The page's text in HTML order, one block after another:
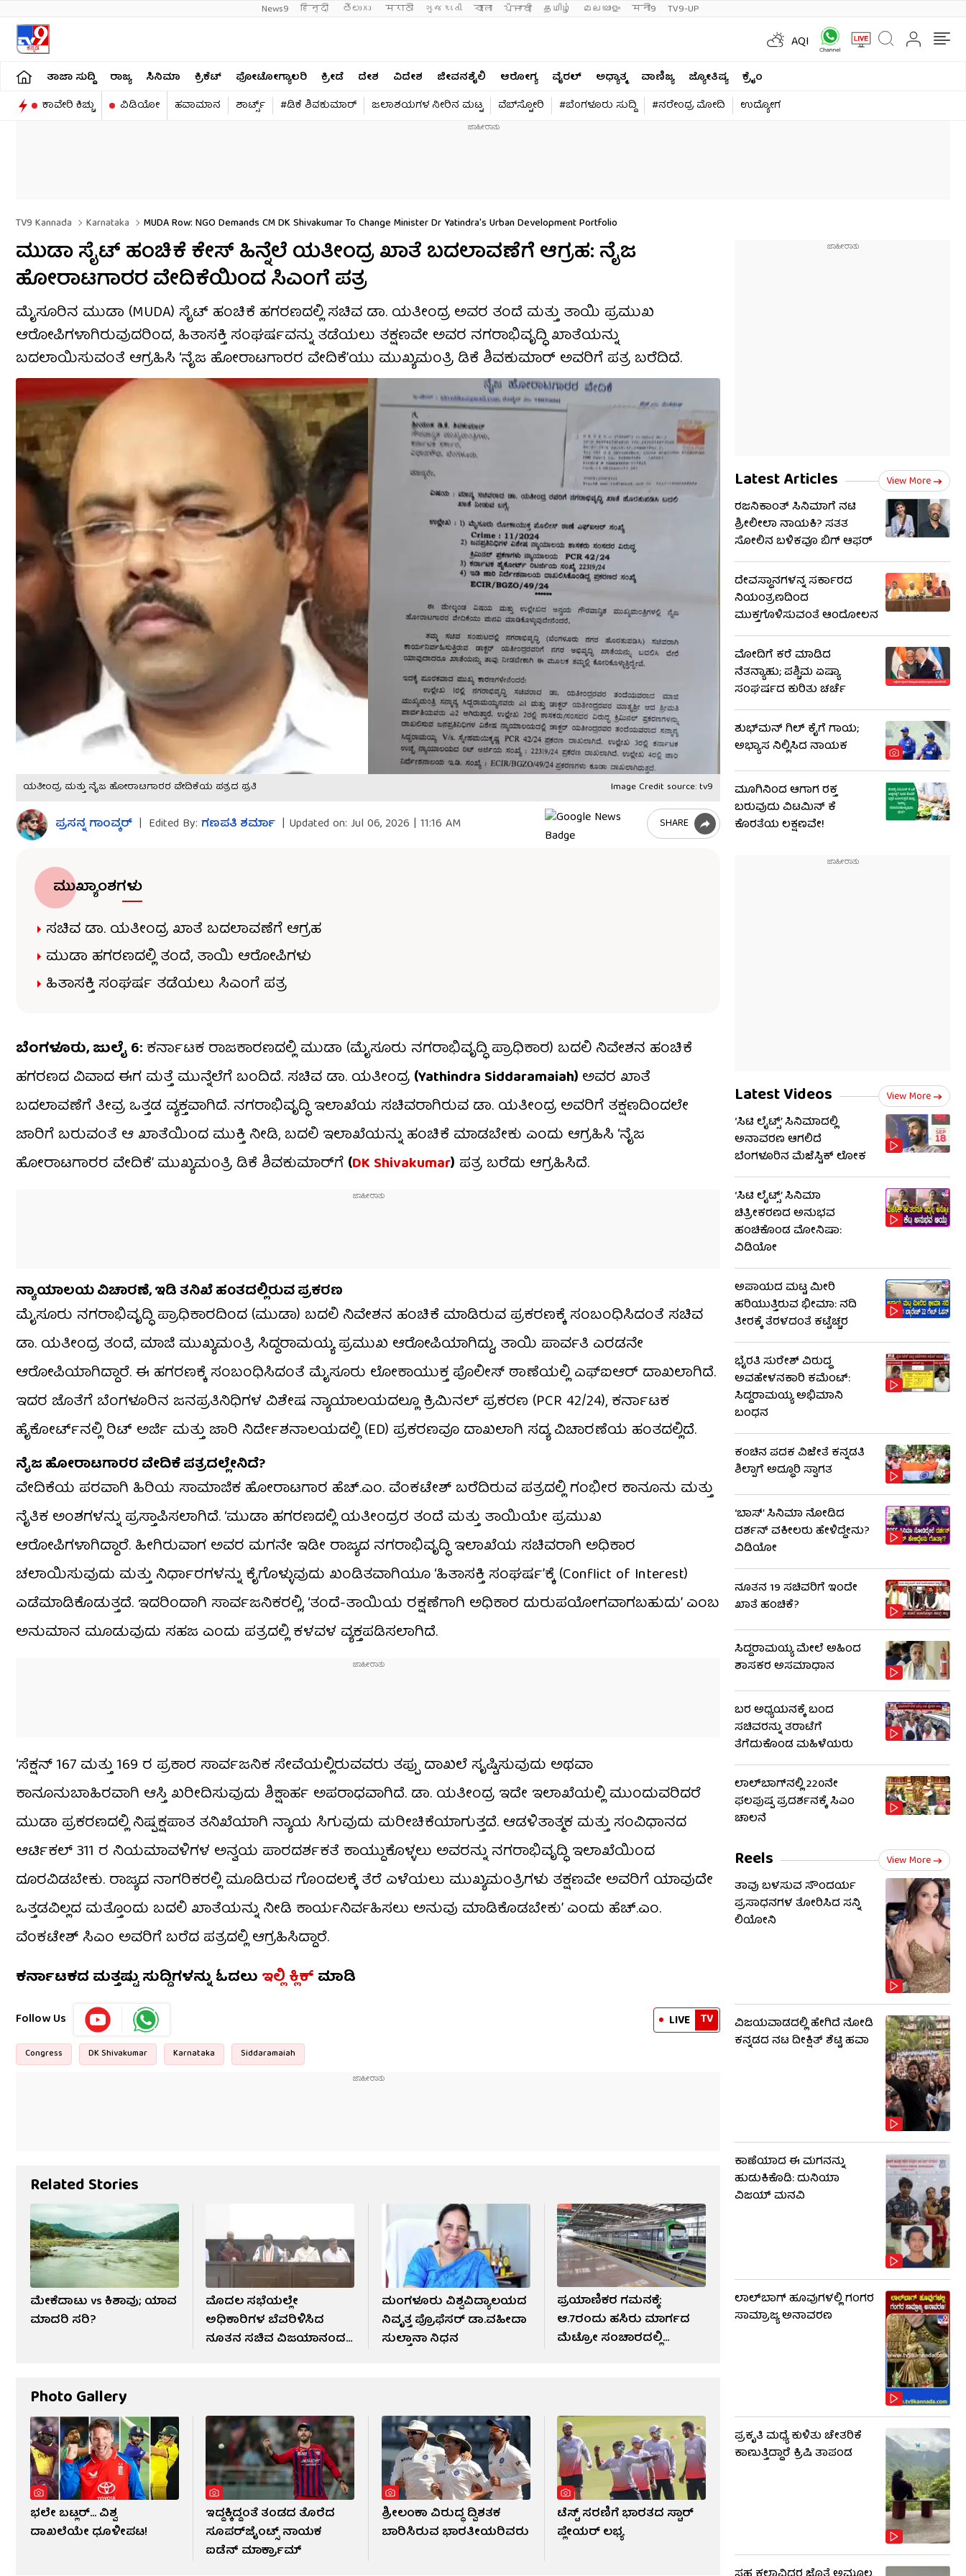
News9 हिन्दी తెలుగు मराठी ગુજરાતી বাংলা ਪੰਜਾਬੀ தமிழ் മലയാളം मनी9 TV9-UP
AQI
ತಾಜಾ ಸುದ್ದಿ ರಾಜ್ಯ ಸಿನಿಮಾ ಕ್ರಿಕೆಟ್​ ಫೋಟೋಗ್ಯಾಲರಿ ಕ್ರೀಡೆ ದೇಶ ವಿದೇಶ ಜೀವನಶೈಲಿ ಆರೋಗ್ಯ ವೈರಲ್​ ಅಧ್ಯಾತ್ಮ ವಾಣಿಜ್ಯ ಜ್ಯೋತಿಷ್ಯ
ಕ್ರೈಂ
ಕಾವೇರಿ ಕಿಚ್ಚು
ವಿಡಿಯೋ ಹವಾಮಾನ ಶಾರ್ಟ್ಸ್​ #ಡಿಕೆ ಶಿವಕುಮಾರ್​ ಜಲಾಶಯಗಳ ನೀರಿನ ಮಟ್ಟ ವೆಬ್​ಸ್ಟೋರಿ #ಬೆಂಗಳೂರು ಸುದ್ದಿ #ನರೇಂದ್ರ ಮೋದಿ ಉದ್ಯೋಗ
TV9 Kannada Karnataka MUDA Row: NGO Demands CM DK Shivakumar To Change Minister Dr Yatindra's Urban Development Portfolio
ಮುಡಾ ಸೈಟ್ ಹಂಚಿಕೆ ಕೇಸ್ ಹಿನ್ನೆಲೆ ಯತೀಂದ್ರ ಖಾತೆ ಬದಲಾವಣೆಗೆ ಆಗ್ರಹ: ನೈಜ
ಹೋರಾಟಗಾರರ ವೇದಿಕೆಯಿಂದ ಸಿಎಂಗೆ ಪತ್ರ
ಮೈಸೂರಿನ ಮುಡಾ (MUDA) ಸೈಟ್ ಹಂಚಿಕೆ ಹಗರಣದಲ್ಲಿ ಸಚಿವ ಡಾ. ಯತೀಂದ್ರ ಅವರ ತಂದೆ ಮತ್ತು ತಾಯಿ ಪ್ರಮುಖ
ಆರೋಪಿಗಳಾಗಿರುವುದರಿಂದ, ಹಿತಾಸಕ್ತಿ ಸಂಘರ್ಷವನ್ನು ತಡೆಯಲು ತಕ್ಷಣವೇ ಅವರ ನಗರಾಭಿವೃದ್ಧಿ ಖಾತೆಯನ್ನು
ಬದಲಾಯಿಸುವಂತೆ ಆಗ್ರಹಿಸಿ ‘ನೈಜ ಹೋರಾಟಗಾರರ ವೇದಿಕೆ’ಯು ಮುಖ್ಯಮಂತ್ರಿ ಡಿಕೆ ಶಿವಕುಮಾರ್ ಅವರಿಗೆ ಪತ್ರ ಬರೆದಿದೆ.
ಯತೀಂದ್ರ ಮತ್ತು ನೈಜ ಹೋರಾಟಗಾರರ ವೇದಿಕೆಯ ಪತ್ರದ ಪ್ರತಿ Image Credit source: tv9
ಪ್ರಸನ್ನ ಗಾಂವ್ಕರ್​ | Edited By: ಗಣಪತಿ ಶರ್ಮಾ | Updated on: Jul 06, 2026 | 11:16 AM SHARE
ಮುಖ್ಯಾಂಶಗಳು
ಸಚಿವ ಡಾ. ಯತೀಂದ್ರ ಖಾತೆ ಬದಲಾವಣೆಗೆ ಆಗ್ರಹ
ಮುಡಾ ಹಗರಣದಲ್ಲಿ ತಂದೆ, ತಾಯಿ ಆರೋಪಿಗಳು
ಹಿತಾಸಕ್ತಿ ಸಂಘರ್ಷ ತಡೆಯಲು ಸಿಎಂಗೆ ಪತ್ರ
ಬೆಂಗಳೂರು, ಜುಲೈ 6: ಕರ್ನಾಟಕ ರಾಜಕಾರಣದಲ್ಲಿ ಮುಡಾ (ಮೈಸೂರು ನಗರಾಭಿವೃದ್ಧಿ ಪ್ರಾಧಿಕಾರ) ಬದಲಿ ನಿವೇಶನ ಹಂಚಿಕೆ
ಹಗರಣದ ವಿವಾದ ಈಗ ಮತ್ತೆ ಮುನ್ನೆಲೆಗೆ ಬಂದಿದೆ. ಸಚಿವ ಡಾ. ಯತೀಂದ್ರ (Yathindra Siddaramaiah) ಅವರ ಖಾತೆ
ಬದಲಾವಣೆಗೆ ತೀವ್ರ ಒತ್ತಡ ವ್ಯಕ್ತವಾಗಿದೆ. ನಗರಾಭಿವೃದ್ಧಿ ಇಲಾಖೆಯ ಸಚಿವರಾಗಿರುವ ಡಾ. ಯತೀಂದ್ರ ಅವರಿಗೆ ತಕ್ಷಣದಿಂದಲೇ
ಜಾರಿಗೆ ಬರುವಂತೆ ಆ ಖಾತೆಯಿಂದ ಮುಕ್ತಿ ನೀಡಿ, ಬದಲಿ ಇಲಾಖೆಯನ್ನು ಹಂಚಿಕೆ ಮಾಡಬೇಕು ಎಂದು ಆಗ್ರಹಿಸಿ ‘ನೈಜ
ಹೋರಾಟಗಾರರ ವೇದಿಕೆ’ ಮುಖ್ಯಮಂತ್ರಿ ಡಿಕೆ ಶಿವಕುಮಾರ್​​ಗೆ (DK Shivakumar) ಪತ್ರ ಬರೆದು ಆಗ್ರಹಿಸಿದೆ.
ನ್ಯಾಯಾಲಯ ವಿಚಾರಣೆ, ಇಡಿ ತನಿಖೆ ಹಂತದಲ್ಲಿರುವ ಪ್ರಕರಣ
ಮೈಸೂರು ನಗರಾಭಿವೃದ್ಧಿ ಪ್ರಾಧಿಕಾರದಿಂದ (ಮುಡಾ) ಬದಲಿ ನಿವೇಶನ ಹಂಚಿಕೆ ಮಾಡಿರುವ ಪ್ರಕರಣಕ್ಕೆ ಸಂಬಂಧಿಸಿದಂತೆ ಸಚಿವ
ಡಾ. ಯತೀಂದ್ರ ತಂದೆ, ಮಾಜಿ ಮುಖ್ಯಮಂತ್ರಿ ಸಿದ್ದರಾಮಯ್ಯ ಪ್ರಮುಖ ಆರೋಪಿಯಾಗಿದ್ದು, ತಾಯಿ ಪಾರ್ವತಿ ಎರಡನೇ
ಆರೋಪಿಯಾಗಿದ್ದಾರೆ. ಈ ಹಗರಣಕ್ಕೆ ಸಂಬಂಧಿಸಿದಂತೆ ಮೈಸೂರು ಲೋಕಾಯುಕ್ತ ಪೊಲೀಸ್ ಠಾಣೆಯಲ್ಲಿ ಎಫ್‌ಐಆರ್ ದಾಖಲಾಗಿದೆ.
ಇದರ ಜೊತೆಗೆ ಬೆಂಗಳೂರಿನ ಜನಪ್ರತಿನಿಧಿಗಳ ವಿಶೇಷ ನ್ಯಾಯಾಲಯದಲ್ಲೂ ಕ್ರಿಮಿನಲ್ ಪ್ರಕರಣ (PCR 42/24), ಕರ್ನಾಟಕ
ಹೈಕೋರ್ಟ್‌ನಲ್ಲಿ ರಿಟ್ ಅರ್ಜಿ ಮತ್ತು ಜಾರಿ ನಿರ್ದೇಶನಾಲಯದಲ್ಲಿ (ED) ಪ್ರಕರಣವೂ ದಾಖಲಾಗಿ ಸದ್ಯ ವಿಚಾರಣೆಯ ಹಂತದಲ್ಲಿದೆ.
ನೈಜ ಹೋರಾಟಗಾರರ ವೇದಿಕೆ ಪತ್ರದಲ್ಲೇನಿದೆ?
ವೇದಿಕೆಯ ಪರವಾಗಿ ಹಿರಿಯ ಸಾಮಾಜಿಕ ಹೋರಾಟಗಾರ ಹೆಚ್.ಎಂ. ವೆಂಕಟೇಶ್ ಬರೆದಿರುವ ಪತ್ರದಲ್ಲಿ ಗಂಭೀರ ಕಾನೂನು ಮತ್ತು
ನೈತಿಕ ಅಂಶಗಳನ್ನು ಪ್ರಸ್ತಾಪಿಸಲಾಗಿದೆ. ‘ಮುಡಾ ಹಗರಣದಲ್ಲಿ ಯತೀಂದ್ರರ ತಂದೆ ಮತ್ತು ತಾಯಿಯೇ ಪ್ರಮುಖ
ಆರೋಪಿಗಳಾಗಿದ್ದಾರೆ. ಹೀಗಿರುವಾಗ ಅವರ ಮಗನೇ ಇಡೀ ರಾಜ್ಯದ ನಗರಾಭಿವೃದ್ಧಿ ಇಲಾಖೆಯ ಸಚಿವರಾಗಿ ಅಧಿಕಾರ
ಚಲಾಯಿಸುವುದು ಮತ್ತು ನಿರ್ಧಾರಗಳನ್ನು ಕೈಗೊಳ್ಳುವುದು ಖಂಡಿತವಾಗಿಯೂ ‘ಹಿತಾಸಕ್ತಿ ಸಂಘರ್ಷ’ಕ್ಕೆ (Conflict of Interest)
ಎಡೆಮಾಡಿಕೊಡುತ್ತದೆ. ಇದರಿಂದಾಗಿ ಸಾರ್ವಜನಿಕರಲ್ಲಿ, ‘ತಂದೆ-ತಾಯಿಯ ರಕ್ಷಣೆಗಾಗಿ ಅಧಿಕಾರ ದುರುಪಯೋಗವಾಗಬಹುದು’ ಎಂಬ
ಅನುಮಾನ ಮೂಡುವುದು ಸಹಜ ಎಂದು ಪತ್ರದಲ್ಲಿ ಕಳವಳ ವ್ಯಕ್ತಪಡಿಸಲಾಗಿದೆ.
‘ಸೆಕ್ಷನ್ 167 ಮತ್ತು 169 ರ ಪ್ರಕಾರ ಸಾರ್ವಜನಿಕ ಸೇವೆಯಲ್ಲಿರುವವರು ತಪ್ಪು ದಾಖಲೆ ಸೃಷ್ಟಿಸುವುದು ಅಥವಾ
ಕಾನೂನುಬಾಹಿರವಾಗಿ ಆಸ್ತಿ ಖರೀದಿಸುವುದು ಶಿಕ್ಷಾರ್ಹ ಅಪರಾಧವಾಗಿದೆ. ಡಾ. ಯತೀಂದ್ರ ಇದೇ ಇಲಾಖೆಯಲ್ಲಿ ಮುಂದುವರಿದರೆ
ಮುಡಾ ಪ್ರಕರಣದಲ್ಲಿ ನಿಷ್ಪಕ್ಷಪಾತ ತನಿಖೆಯಾಗಿ ನ್ಯಾಯ ಸಿಗುವುದು ಮರೀಚಿಕೆಯಾಗುತ್ತದೆ. ಆಡಳಿತಾತ್ಮಕ ಮತ್ತು ಸಂವಿಧಾನದ
ಆರ್ಟಿಕಲ್ 311 ರ ನಿಯಮಾವಳಿಗಳ ಅನ್ವಯ ಪಾರದರ್ಶಕತೆ ಕಾಯ್ದುಕೊಳ್ಳಲು ಅವರನ್ನು ನಗರಾಭಿವೃದ್ಧಿ ಇಲಾಖೆಯಿಂದ
ದೂರವಿಡಬೇಕು. ರಾಜ್ಯದ ನಾಗರಿಕರಲ್ಲಿ ಮೂಡಿರುವ ಗೊಂದಲಕ್ಕೆ ತೆರೆ ಎಳೆಯಲು ಮುಖ್ಯಮಂತ್ರಿಗಳು ತಕ್ಷಣವೇ ಅವರಿಗೆ ಯಾವುದೇ
ಒತ್ತಡವಿಲ್ಲದ ಮತ್ತೊಂದು ಬದಲಿ ಖಾತೆಯನ್ನು ನೀಡಿ ಕಾರ್ಯನಿರ್ವಹಿಸಲು ಅನುವು ಮಾಡಿಕೊಡಬೇಕು’ ಎಂದು ಹೆಚ್.ಎಂ.
ವೆಂಕಟೇಶ್ ಸಿಎಂ ಅವರಿಗೆ ಬರೆದ ಪತ್ರದಲ್ಲಿ ಆಗ್ರಹಿಸಿದ್ದಾರೆ.
ಕರ್ನಾಟಕದ ಮತ್ತಷ್ಟು ಸುದ್ದಿಗಳನ್ನು ಓದಲು ಇಲ್ಲಿ ಕ್ಲಿಕ್ ಮಾಡಿ
Follow Us LIVE TV
Congress DK Shivakumar Karnataka Siddaramaiah
Related Stories
ಮೇಕೆದಾಟು vs ಕಿಶಾವು; ಯಾವ
ಮಾದರಿ ಸರಿ?
ಮೊದಲ ಸಭೆಯಲ್ಲೇ
ಅಧಿಕಾರಿಗಳ ಬೆವರಿಳಿಸಿದ
ನೂತನ ಸಚಿವ ವಿಜಯಾನಂದ
ಮಂಗಳೂರು ವಿಶ್ವವಿದ್ಯಾಲಯದ
ನಿವೃತ್ತ ಪ್ರೊಫೆಸರ್‌ ಡಾ.ವಹೀದಾ
ಸುಲ್ತಾನಾ ನಿಧನ
ಪ್ರಯಾಣಿಕರ ಗಮನಕ್ಕೆ:
ಆ.7ರಂದು ಹಸಿರು ಮಾರ್ಗದ
ಮೆಟ್ರೋ ಸಂಚಾರದಲ್ಲಿ
Photo Gallery
ಭಲೇ ಬಟ್ಲರ್... ವಿಶ್ವ
ದಾಖಲೆಯೇ ಧೂಳೀಪಟ!
ಇದ್ದಕ್ಕಿದ್ದಂತೆ ತಂಡದ ತೊರೆದ
ಸೂಪರ್‌ಜೈಂಟ್ಸ್ ನಾಯಕ
ಐಡೆನ್ ಮಾರ್ಕ್ರಾಮ್
ಶ್ರೀಲಂಕಾ ವಿರುದ್ಧ ದ್ವಿಶತಕ
ಬಾರಿಸಿರುವ ಭಾರತೀಯರಿವರು
ಟೆಸ್ಟ್ ಸರಣಿಗೆ ಭಾರತದ ಸ್ಟಾರ್
ಪ್ಲೇಯರ್ ಲಭ್ಯ
Latest Articles View More
ರಜನಿಕಾಂತ್ ಸಿನಿಮಾಗೆ ನಟಿ
ಶ್ರೀಲೀಲಾ ನಾಯಕಿ? ಸತತ
ಸೋಲಿನ ಬಳಿಕವೂ ಬಿಗ್ ಆಫರ್
ದೇವಸ್ಥಾನಗಳನ್ನ ಸರ್ಕಾರದ
ನಿಯಂತ್ರಣದಿಂದ
ಮುಕ್ತಗೊಳಿಸುವಂತೆ ಆಂದೋಲನ
ಮೋದಿಗೆ ಕರೆ ಮಾಡಿದ
ನೆತನ್ಯಾಹು; ಪಶ್ಚಿಮ ಏಷ್ಯಾ
ಸಂಘರ್ಷದ ಕುರಿತು ಚರ್ಚೆ
ಶುಭ್​ಮನ್ ಗಿಲ್ ಕೈಗೆ ಗಾಯ;
ಅಭ್ಯಾಸ ನಿಲ್ಲಿಸಿದ ನಾಯಕ
ಮೂಗಿನಿಂದ ಆಗಾಗ ರಕ್ತ
ಬರುವುದು ವಿಟಮಿನ್ ಕೆ
ಕೊರತೆಯ ಲಕ್ಷಣವೇ!
Latest Videos View More
‘ಸಿಟಿ ಲೈಟ್ಸ್’ ಸಿನಿಮಾದಲ್ಲಿ
ಅನಾವರಣ ಆಗಲಿದೆ
ಬೆಂಗಳೂರಿನ ಮೆಜೆಸ್ಟಿಕ್ ಲೋಕ
‘ಸಿಟಿ ಲೈಟ್ಸ್’ ಸಿನಿಮಾ
ಚಿತ್ರೀಕರಣದ ಅನುಭವ
ಹಂಚಿಕೊಂಡ ಮೋನಿಷಾ:
ವಿಡಿಯೋ
ಅಪಾಯದ ಮಟ್ಟ ಮೀರಿ
ಹರಿಯುತ್ತಿರುವ ಭೀಮಾ: ನದಿ
ತೀರಕ್ಕೆ ತೆರಳದಂತೆ ಕಟ್ಟೆಚ್ಚರ
ಭೈರತಿ ಸುರೇಶ್ ವಿರುದ್ಧ
ಅವಹೇಳನಕಾರಿ ಕಮೆಂಟ್:
ಸಿದ್ದರಾಮಯ್ಯ ಅಭಿಮಾನಿ
ಬಂಧನ
ಕಂಚಿನ ಪದಕ ವಿಜೇತೆ ಕನ್ನಡತಿ
ಶಿಲ್ಪಾಗೆ ಅದ್ಧೂರಿ ಸ್ವಾಗತ
‘ಬಾಸ್’ ಸಿನಿಮಾ ನೋಡಿದ
ದರ್ಶನ್ ವಕೀಲರು ಹೇಳಿದ್ದೇನು?
ವಿಡಿಯೋ
ನೂತನ 19 ಸಚಿವರಿಗೆ ಇಂದೇ
ಖಾತೆ ಹಂಚಿಕೆ?
ಸಿದ್ದರಾಮಯ್ಯ ಮೇಲೆ ಅಹಿಂದ
ಶಾಸಕರ ಅಸಮಾಧಾನ
ಬರ ಅಧ್ಯಯನಕ್ಕೆ ಬಂದ
ಸಚಿವರನ್ನು ತರಾಟೆಗೆ
ತೆಗೆದುಕೊಂಡ ಮಹಿಳೆಯರು
ಲಾಲ್‌ಬಾಗ್​​ನಲ್ಲಿ 220ನೇ
ಫಲಪುಷ್ಪ ಪ್ರದರ್ಶನಕ್ಕೆ ಸಿಎಂ
ಚಾಲನೆ
Reels View More
ತಾವು ಬಳಸುವ ಸೌಂದರ್ಯ
ಪ್ರಸಾಧನಗಳ ತೋರಿಸಿದ ಸನ್ನಿ
ಲಿಯೋನಿ
ವಿಜಯವಾಡದಲ್ಲಿ ಹೇಗಿದೆ ನೋಡಿ
ಕನ್ನಡದ ನಟ ದೀಕ್ಷಿತ್ ಶೆಟ್ಟಿ ಹವಾ
ಕಾಣೆಯಾದ ಈ ಮಗನನ್ನು
ಹುಡುಕಿಕೊಡಿ: ದುನಿಯಾ
ವಿಜಯ್ ಮನವಿ
ಲಾಲ್​ಬಾಗ್ ಹೂವುಗಳಲ್ಲಿ ಗಂಗರ
ಸಾಮ್ರಾಜ್ಯ ಅನಾವರಣ
ಪ್ರಕೃತಿ ಮಧ್ಯೆ ಕುಳಿತು ಚೇತರಿಕೆ
ಕಾಣುತ್ತಿದ್ದಾರೆ ಕ್ರಿಷಿ ತಾಪಂಡ